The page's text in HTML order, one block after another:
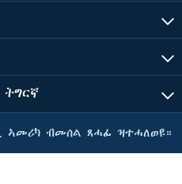
ትግርኛ
ኣመሪካ ብመሰል ጸሓፊ ዝተሓለወዩ።